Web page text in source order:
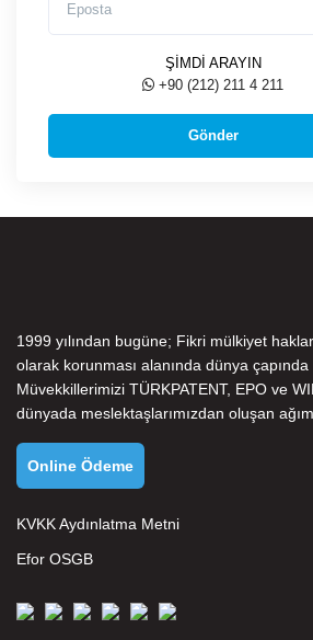
ŞİMDİ ARAYIN
+90 (212) 211 4 211
1999 yılından bugüne; Fikri mülkiyet
olarak korunması alanında dünya
Müvekkillerimizi TÜRKPATENT, EPO ve
dünyada meslektaşlarımızdan oluşan
Online Ödeme
KVKK Aydınlatma Metni
Efor OSGB